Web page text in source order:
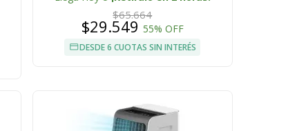
$65.664
$29.549 55% OFF
DESDE 6 CUOTAS SIN INTERÉS